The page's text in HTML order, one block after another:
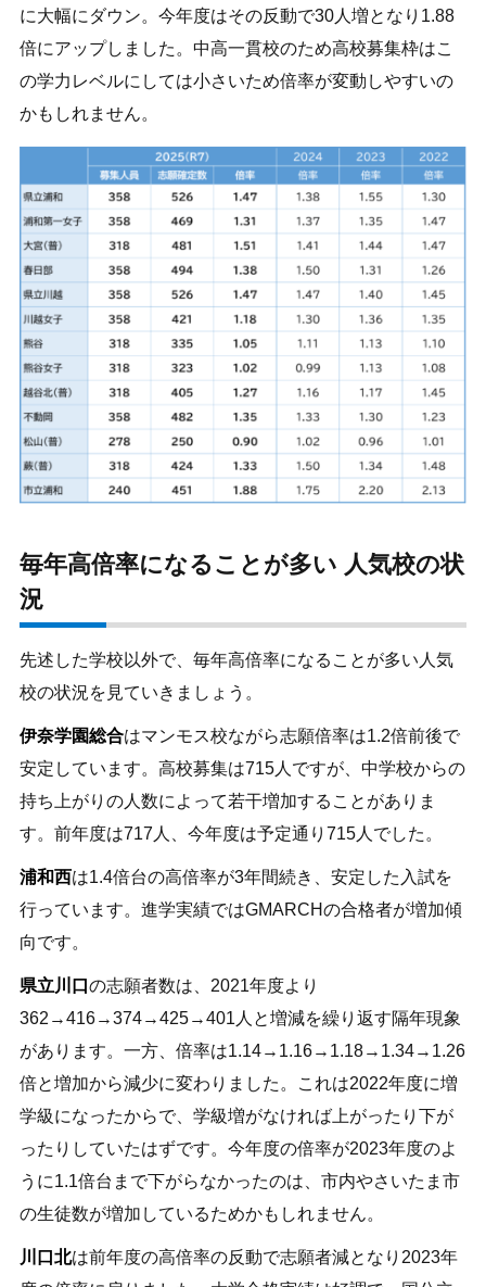
に大幅にダウン。今年度はその反動で30人増となり1.88
倍にアップしました。中高一貫校のため高校募集枠はこ
の学力レベルにしては小さいため倍率が変動しやすいの
かもしれません。
毎年高倍率になることが多い 人気校の状
況
先述した学校以外で、毎年高倍率になることが多い人気
校の状況を見ていきましょう。
伊奈学園総合はマンモス校ながら志願倍率は1.2倍前後で
安定しています。高校募集は715人ですが、中学校からの
持ち上がりの人数によって若干増加することがありま
す。前年度は717人、今年度は予定通り715人でした。
浦和西は1.4倍台の高倍率が3年間続き、安定した入試を
行っています。進学実績ではGMARCHの合格者が増加傾
向です。
県立川口 の志願者数は、2021年度より
362→416→374→425→401人と増減を繰り返す隔年現象
があります。一方、倍率は1.14→1.16→1.18→1.34→1.26
倍と増加から減少に変わりました。これは2022年度に増
学級になったからで、学級増がなければ上がったり下が
ったりしていたはずです。今年度の倍率が2023年度のよ
うに1.1倍台まで下がらなかったのは、市内やさいたま市
の生徒数が増加しているためかもしれません。
川口北は前年度の高倍率の反動で志願者減となり2023年